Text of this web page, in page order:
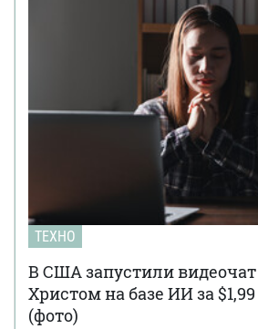
ТЕХНО
В США запустили
Христом на базе ИИ за
(фото)